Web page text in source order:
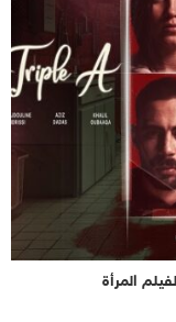
المرأة